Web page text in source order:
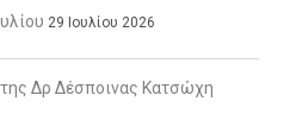
29 Ιουλίου 2026
Δρ Δέσποινας Κατσώχη